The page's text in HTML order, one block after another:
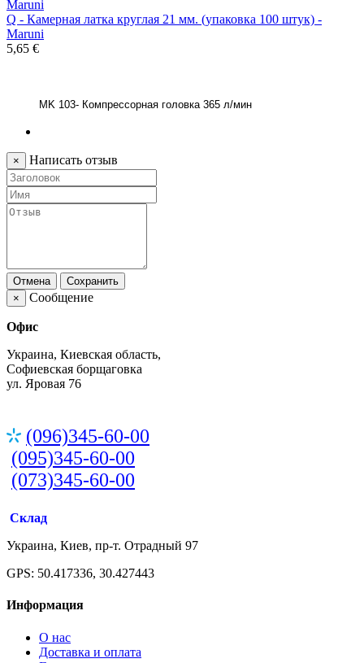
Q - Камерная латка круглая 21 мм. (упаковка 100 штук) -
Maruni
5,65 €
MK 103- Компрессорная головка 365 л/мин
× Написать отзыв
Отмена
Сохранить
×
Сообщение
Офис
Украина, Киевская область,
Софиевская борщаговка
ул. Яровая 76
(096)345-60-00
(095)345-60-00
(073)345-60-00
Склад
Украина, Киев, пр-т. Отрадный 97
GPS: 50.417336, 30.427443
Информация
О нас
Доставка и оплата